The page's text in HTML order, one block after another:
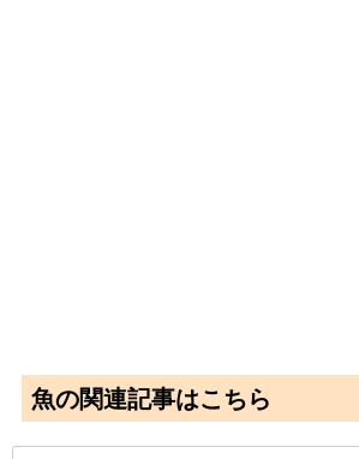
魚の関連記事はこちら